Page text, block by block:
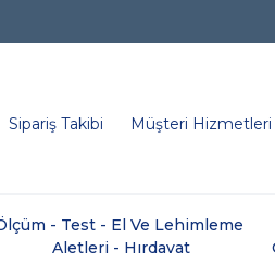
Sipariş Takibi Müşteri Hizmetleri
- Test - El Ve Lehimleme
Aletleri - Hırdavat